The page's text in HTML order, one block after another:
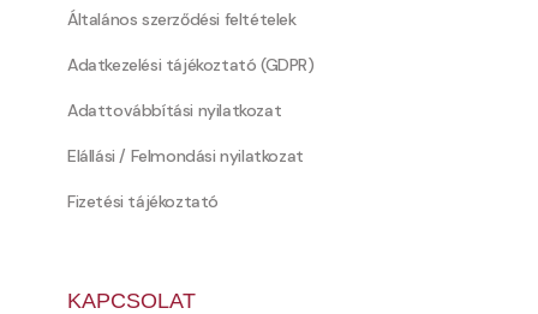
Általános szerződési feltételek
Adatkezelési tájékoztató (GDPR)
Adattovábbítási nyilatkozat
Elállási / Felmondási nyilatkozat
Fizetési tájékoztató
KAPCSOLAT